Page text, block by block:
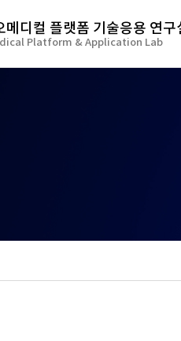
메디컬 플랫폼 기술응용 연구
Platform & Application Lab